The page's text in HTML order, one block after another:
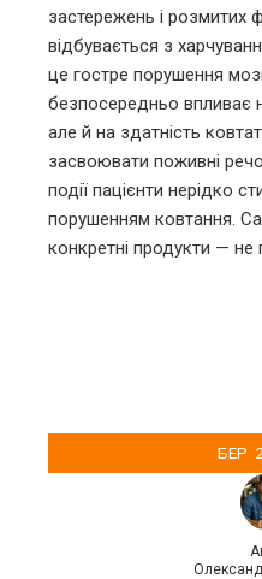
застережень і
відбувається з
це гостре порушення
безпосередньо впливає
але й на здатність
засвоювати поживні
події пацієнти нерідко
порушенням ковтання.
конкретні продукти —
БЕР